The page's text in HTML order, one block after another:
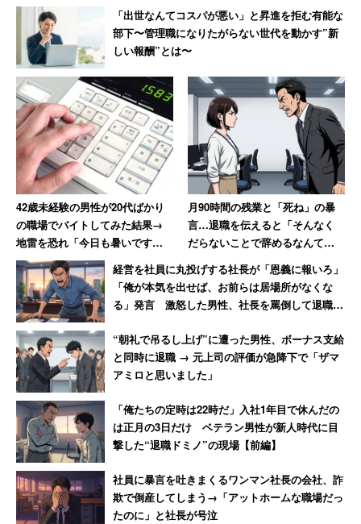
また、社長自ら「ワーク・ライフ・バランス向上委員会」
の委員長を務め、作業所での時差出勤、時間単位有給休暇
制度の導入など、労働時間の減少に注力。育児・介護と仕
事との両立を支援するため、テレワーク制度を一部で試行
スタートさせているほか、企業主導型保育所とも提携する
など、新しい制度を次々と取り入れている会社だ。
「出世なんてコスパが悪い」と昇進を拒む有能な
部下〜管理職になりたがらない世代を動かす”新
しい報酬”とは〜
42歳未経験の男性が20代ばかり
の職場でバイトしてみた結果→
地雷を恐れ「今日も暑いです
ね」しか話せないおっさんに
月90時間の残業と「死ね」の暴
言…退職を伝えると「そんなく
だらないことで辞めるなんて」
→10年後、会社は倒産
経営を社員に丸投げする社長が「恩義に報いろ」
「俺が本気を出せば、お前らは居場所がなくな
る」発言 激怒した男性、社長を罵倒して退職
“朝礼で吊るし上げ”に遭った男性、ボーナス支給
と同時に退職 → 元上司の評価が急降下で「ザマ
アミロと思いました」
「俺たちの定時は22時だ」入社1年目で休んだの
は正月の3日だけ ベテラン男性が新人時代に目
撃した“退職ドミノ”の現場【前編】
社員に暴言を吐きまくるワンマン社長の会社、詐
欺で倒産してしまう→「アットホームな職場だっ
たのに」と社長が号泣